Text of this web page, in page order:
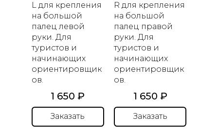
L для крепления
на большой
палец левой
руки. Для
туристов и
начинающих
ориентировщик
ов.
1 650 ₽
Заказать
R для крепления
на большой
палец правой
руки. Для
туристов и
начинающих
ориентировщик
ов.
1 650 ₽
Заказать